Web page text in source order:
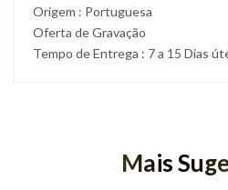
Origem : Portuguesa
Oferta de Gravação
Tempo de Entrega : 7 a 15 Dias
Mais